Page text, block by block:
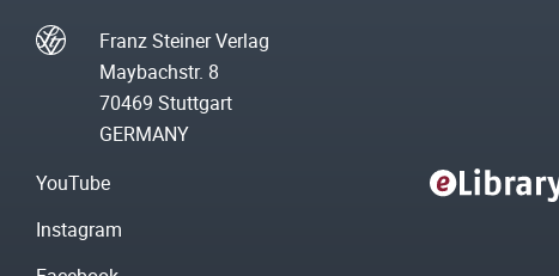
Franz Steiner Verlag
Maybachstr. 8
70469 Stuttgart
GERMANY
YouTube
Instagram